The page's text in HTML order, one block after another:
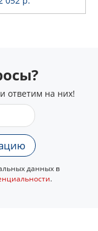
ответим на них!
данных в
.